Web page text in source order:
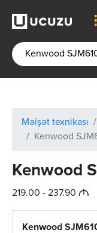
Məişət texnikası
Kenwood
Kenwood
219.00 - 237.90 M
Kenwood